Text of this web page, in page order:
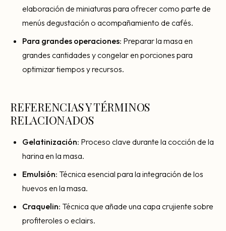
elaboración de miniaturas para ofrecer como parte de
menús degustación o acompañamiento de cafés.
Para grandes operaciones: Preparar la masa en
grandes cantidades y congelar en porciones para
optimizar tiempos y recursos.
REFERENCIAS Y TÉRMINOS
RELACIONADOS
Gelatinización: Proceso clave durante la cocción de la
harina en la masa.
Emulsión: Técnica esencial para la integración de los
huevos en la masa.
Craquelin: Técnica que añade una capa crujiente sobre
profiteroles o eclairs.